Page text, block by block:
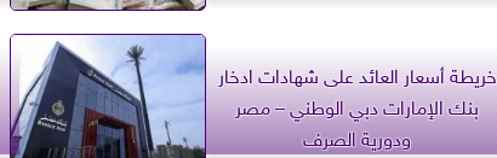
خريطة أسعار العائد على شهادات ادخار
بنك الإمارات دبي الوطني – مصر
ودورية الصرف